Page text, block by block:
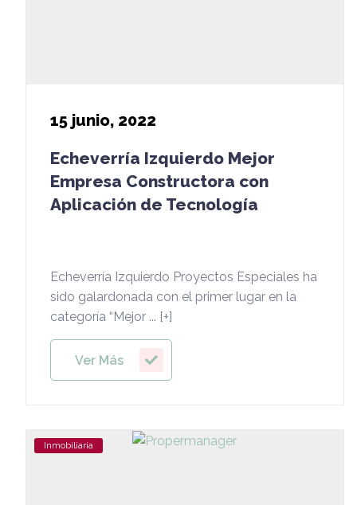
15 junio, 2022
Echeverría Izquierdo Mejor
Empresa Constructora con
Aplicación de Tecnología
Echeverría Izquierdo Proyectos Especiales ha
sido galardonada con el primer lugar en la
categoría “Mejor ... [+]
Ver Más
Inmobiliaria